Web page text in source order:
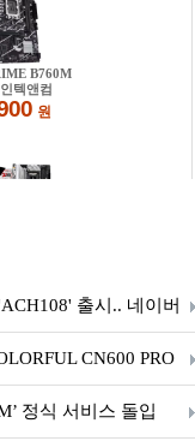
출시.. 네이버
CN600 PRO
정식 서비스 돌입